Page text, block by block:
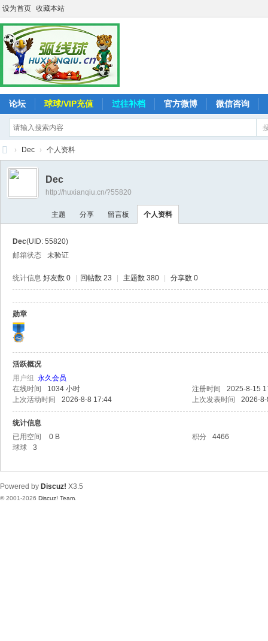
设为首页 收藏本站
论坛 球球/VIP充值 过往补档 官方微博 微信咨询
弧
球
› Dec › 个人资料
Dec
http://huxianqiu.cn/?55820
主题 分享 留言板 个人资料
Dec(UID: 55820)
邮箱状态
未验证
统计信息 好友数 0 回帖数 23 主题数 380 分享数 0
勋章
活跃概况
用户组 永久会员
在线时间
1034 小时 注册时间
2025-8-15
上次活动时间
2026-8-8 17:44 上次发表时间 2026-
统计信息
已用空间
0 B 积分
4466
球球
3
Powered by Discuz! X3.5
© 2001-2026 Discuz! Team